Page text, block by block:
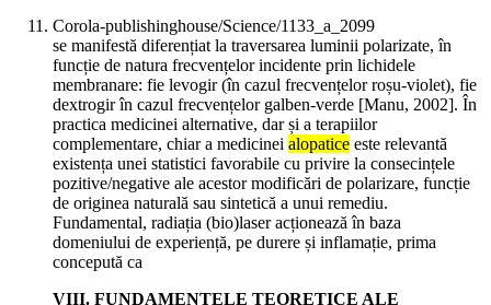
Corola-publishinghouse/Science/1133_a_2099
se manifestă diferențiat la traversarea luminii polarizate, în
funcție de natura frecvențelor incidente prin lichidele
membranare: fie levogir (în cazul frecvențelor roșu-violet), fie
dextrogir în cazul frecvențelor galben-verde [Manu, 2002]. În
practica medicinei alternative, dar și a terapiilor
complementare, chiar a medicinei alopatice este relevantă
existența unei statistici favorabile cu privire la consecințele
pozitive/negative ale acestor modificări de polarizare, funcție
de originea naturală sau sintetică a unui remediu.
Fundamental, radiația (bio)laser acționează în baza
domeniului de experiență, pe durere și inflamație, prima
concepută ca
VIII. FUNDAMENTELE TEORETICE ALE